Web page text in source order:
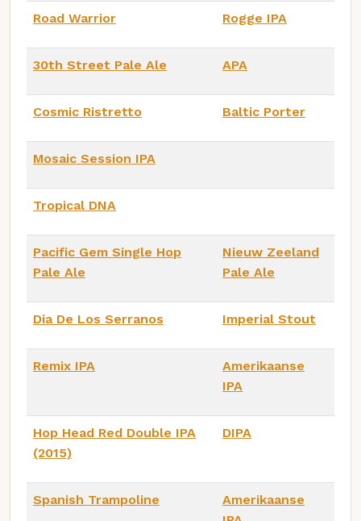
Road Warrior Rogge IPA
30th Street Pale Ale APA
Cosmic Ristretto Baltic Porter
Mosaic Session IPA
Tropical DNA
Pacific Gem Single Hop
Pale Ale
Nieuw Zeeland
Pale Ale
Dia De Los Serranos Imperial Stout
Remix IPA
Amerikaanse
IPA
Hop Head Red Double IPA
(2015)
DIPA
Spanish Trampoline
Amerikaanse